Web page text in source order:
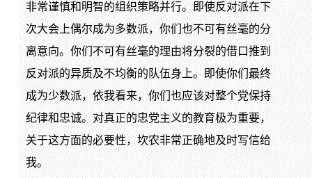
非常谨慎和明智的组织策略并行。即使反对派在下
次大会上偶尔成为多数派，你们也不可有丝毫的分
离意向。你们不可有丝毫的理由将分裂的借口推到
反对派的异质及不均衡的队伍身上。即使你们最终
成为少数派，依我看来，你们也应该对整个党保持
纪律和忠诚。对真正的忠党主义的教育极为重要，
关于这方面的必要性，坎农非常正确地及时写信给
我。